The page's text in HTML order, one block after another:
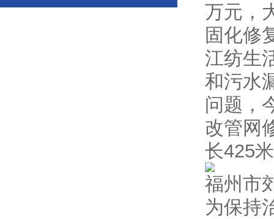
万元，
固化修
江纺生
和污水
问题，
改管网
长425
福州市
为保持